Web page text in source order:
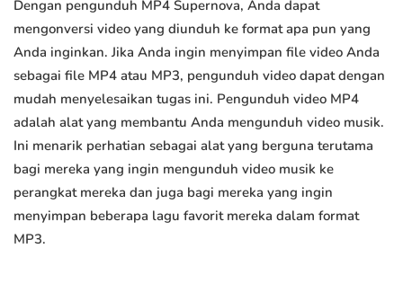
Dengan pengunduh MP4 Supernova, Anda dapat
mengonversi video yang diunduh ke format apa pun yang
Anda inginkan. Jika Anda ingin menyimpan file video Anda
sebagai file MP4 atau MP3, pengunduh video dapat dengan
mudah menyelesaikan tugas ini. Pengunduh video MP4
adalah alat yang membantu Anda mengunduh video musik.
Ini menarik perhatian sebagai alat yang berguna terutama
bagi mereka yang ingin mengunduh video musik ke
perangkat mereka dan juga bagi mereka yang ingin
menyimpan beberapa lagu favorit mereka dalam format
MP3.